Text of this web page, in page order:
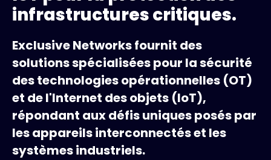
infrastructures critiques.
Exclusive Networks fournit des
solutions spécialisées pour la sécurité
des technologies opérationnelles (OT)
et de l'Internet des objets (IoT),
répondant aux défis uniques posés par
les appareils interconnectés et les
systèmes industriels.